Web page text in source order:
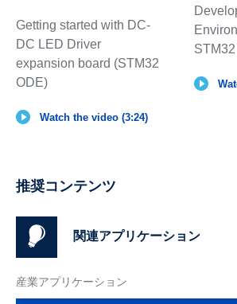
Getting started with DC-
DC LED Driver
expansion board (STM32
ODE)
Watch the video (3:24)
推奨コンテンツ
関連アプリケーション
産業アプリケーション